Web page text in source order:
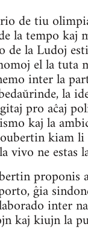
de tiu
la tempo kaj
la Ludoj
el la
inter la
la
pro aĉaj
kaj la
kiam
vivo ne
proponis
ĝia
inter
kaj kiujn la